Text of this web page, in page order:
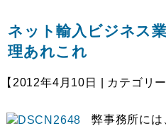
ネット輸入ビジネス
理あれこれ
【2012年4月10日 | カテゴリ
弊事務所に